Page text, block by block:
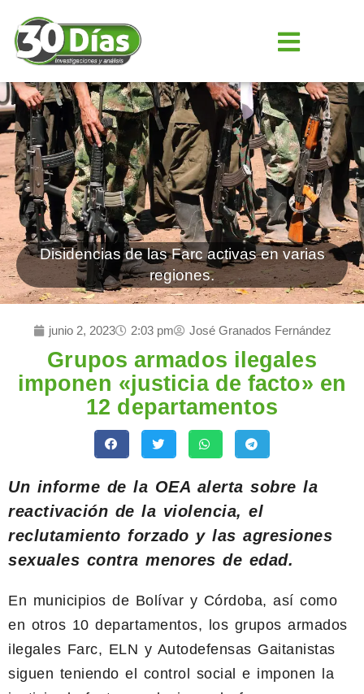
Disidencias de las Farc activas en varias
regiones.
junio 2, 2023 2:03 pm José Granados Fernández
Grupos armados ilegales
imponen «justicia de facto» en
12 departamentos
Un informe de la OEA alerta sobre la
reactivación de la violencia, el
reclutamiento forzado y las agresiones
sexuales contra menores de edad.
En municipios de Bolívar y Córdoba, así como
en otros 10 departamentos, los grupos armados
ilegales Farc, ELN y Autodefensas Gaitanistas
siguen teniendo el control social e imponen la